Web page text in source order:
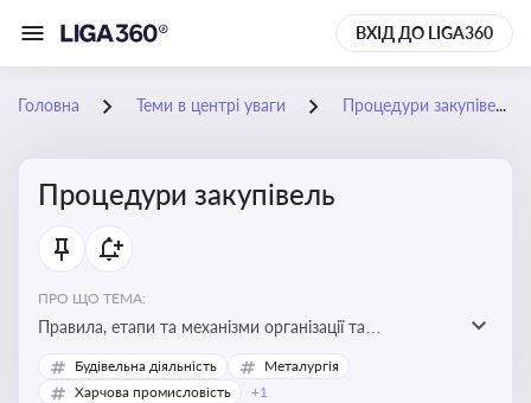
ВХІД ДО LIGA360
Головна Теми в центрі уваги Процедури закупівель
Процедури закупівель
ПРО ЩО ТЕМА:
Правила, етапи та механізми організації та
проведення закупівель товарів, робіт та послуг за
державні чи публічні кошти
Будівельна діяльність
Металургія
Харчова промисловість
+1